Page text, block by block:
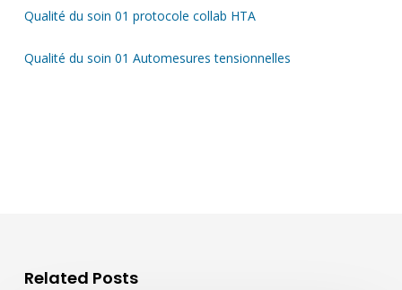
Qualité du soin 01 protocole collab HTA
Qualité du soin 01 Automesures tensionnelles
Related Posts